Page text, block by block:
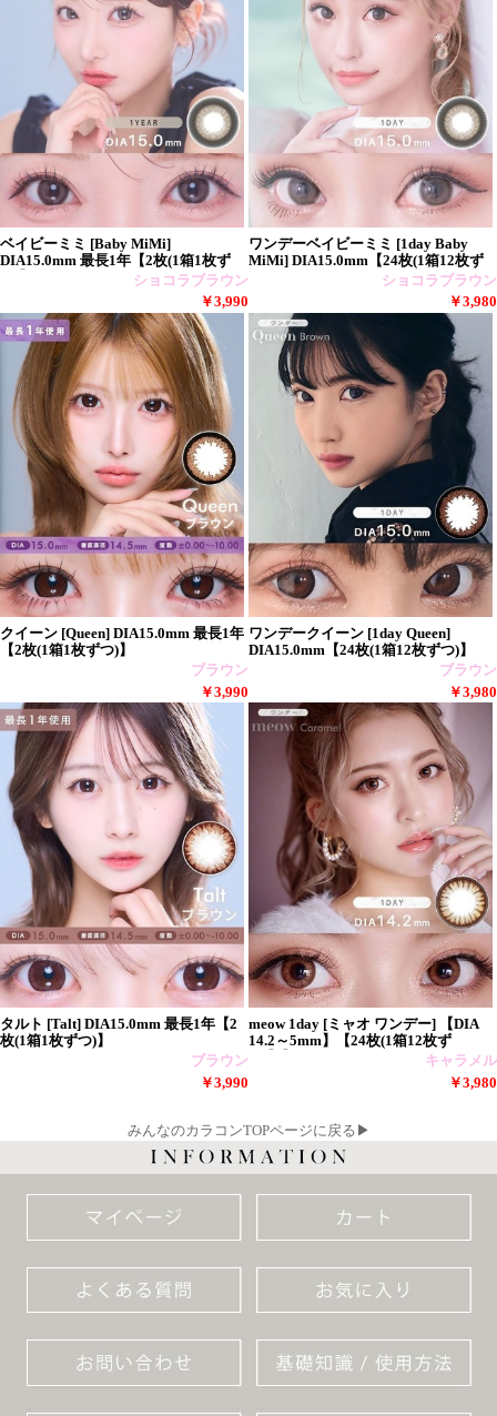
ベイビーミミ [Baby MiMi]
DIA15.0mm 最長1年【2枚(1箱1枚ず
ショコラブラウン
￥3,990
ワンデーベイビーミミ [1day Baby
MiMi] DIA15.0mm【24枚(1箱12枚ず
ショコラブラウン
￥3,980
クイーン [Queen] DIA15.0mm 最長1年
【2枚(1箱1枚ずつ)】
ブラウン
￥3,990
ワンデークイーン [1day Queen]
DIA15.0mm【24枚(1箱12枚ずつ)】
ブラウン
￥3,980
タルト [Talt] DIA15.0mm 最長1年【2
枚(1箱1枚ずつ)】
ブラウン
￥3,990
meow 1day [ミャオ ワンデー] 【DIA
14.2～5mm】【24枚(1箱12枚ず
キャラメル
￥3,980
みんなのカラコンTOPページに戻る▶